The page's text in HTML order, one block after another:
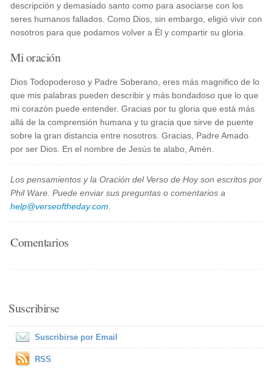
descripción y demasiado santo como para asociarse con los
seres humanos fallados. Como Dios, sin embargo, eligió vivir con
nosotros para que podamos volver a Él y compartir su gloria.
Mi oración
Dios Todopoderoso y Padre Soberano, eres más magnifico de lo
que mis palabras pueden describir y más bondadoso que lo que
mi corazón puede entender. Gracias por tu gloria que está más
allá de la comprensión humana y tu gracia que sirve de puente
sobre la gran distancia entre nosotros. Gracias, Padre Amado
por ser Dios. En el nombre de Jesús te alabo, Amén.
Los pensamientos y la Oración del Verso de Hoy son escritos por
Phil Ware. Puede enviar sus preguntas o comentarios a
help@verseoftheday.com
Comentarios
Suscribirse
Suscribirse por Email
RSS